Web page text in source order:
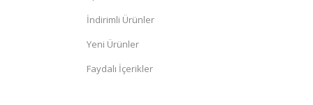
İndirimli Ürünler
Yeni Ürünler
Faydalı İçerikler